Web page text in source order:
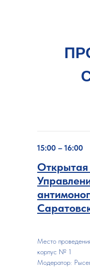
15:00 – 16:00
Открытая
Место
корпус № 1
Модератор: